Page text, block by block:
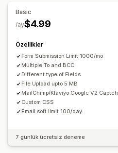
Koşullu mantık
Veri yönetimi
E-posta yanıtları
CAPTCHA
Gönderim yönetimi
Basic
$4.99
/ay
Özellikler
Form Submission Limit 1000/mo
Multiple To and BCC
Different type of Fields
File Upload upto 5 MB
MailChimp/Klaviyo Google V2 Captch
Custom CSS
Email soft limit 100/day.
7 günlük ücretsiz deneme